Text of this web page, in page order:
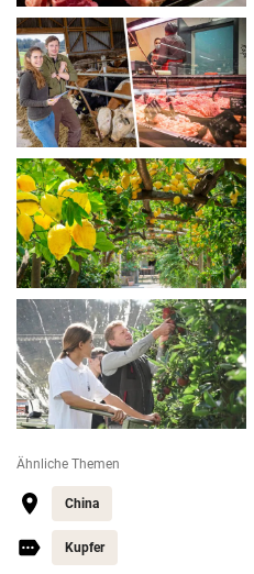
Ähnliche Themen
China
Kupfer